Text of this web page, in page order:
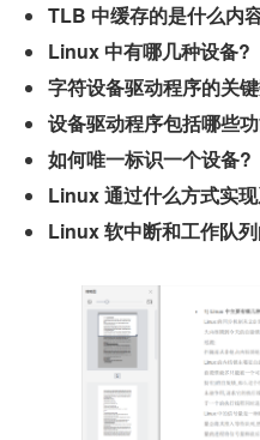
TLB 中缓存的是什么内
Linux 中有哪几种设备?
字符设备驱动程序的关
设备驱动程序包括哪些
如何唯一标识一个设备?
Linux 通过什么方式实
Linux 软中断和工作队